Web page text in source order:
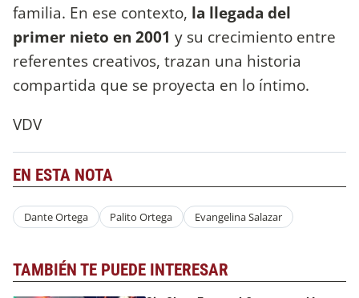
familia. En ese contexto, la llegada del
primer nieto en 2001 y su crecimiento entre
referentes creativos, trazan una historia
compartida que se proyecta en lo íntimo.
VDV
EN ESTA NOTA
Dante Ortega Palito Ortega Evangelina Salazar
TAMBIÉN TE PUEDE INTERESAR